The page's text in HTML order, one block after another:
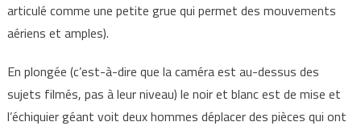
articulé comme une petite grue qui permet des mouvements
aériens et amples).
En plongée (c’est-à-dire que la caméra est au-dessus des
sujets filmés, pas à leur niveau) le noir et blanc est de mise et
l’échiquier géant voit deux hommes déplacer des pièces qui ont